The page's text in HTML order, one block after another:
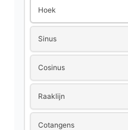
Hoek
Sinus
Cosinus
Raaklijn
Cotangens